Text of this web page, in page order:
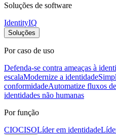
Soluções de software
IdentityIQ
Soluções
Por caso de uso
Defenda-se contra ameaças à
escalaModernize a identidade
conformidadeAutomatize fluxos
identidades não humanas
Por função
CIOCISOLíder em identidade